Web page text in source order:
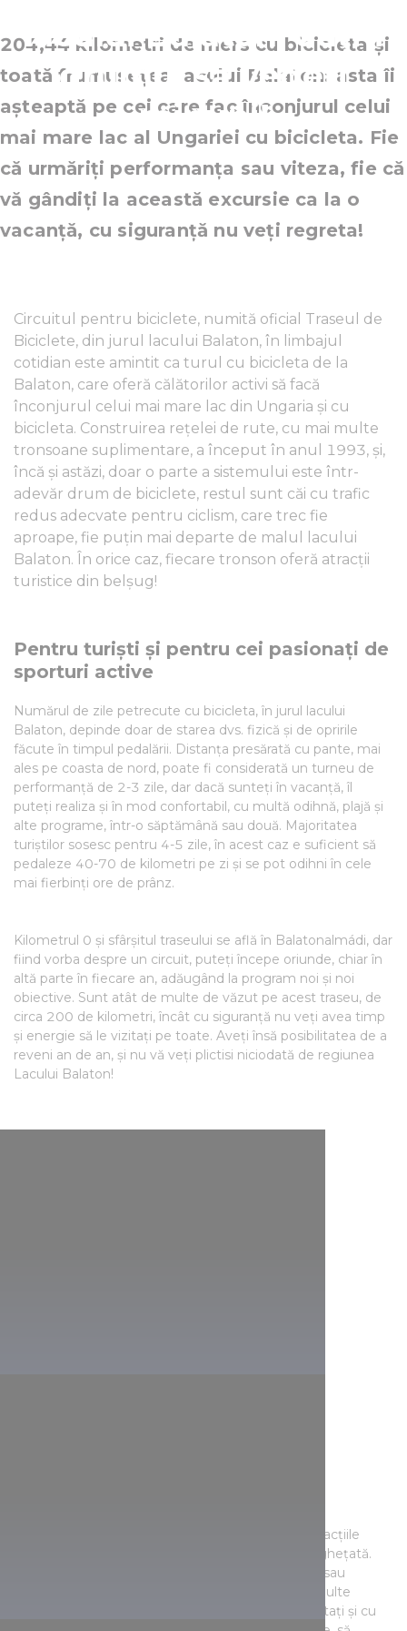
lacului Balaton: dați-i
drumul să vedeți
minuni!
204,44 kilometri de mers cu bicicleta și
toată frumusețea lacului Balaton: asta îi
așteaptă pe cei care fac înconjurul celui
mai mare lac al Ungariei cu bicicleta. Fie
că urmăriți performanța sau viteza, fie că
vă gândiți la această excursie ca la o
vacanță, cu siguranță nu veți regreta!
Circuitul pentru biciclete, numită oficial Traseul de
Biciclete, din jurul lacului Balaton, în limbajul
cotidian este amintit ca turul cu bicicleta de la
Balaton, care oferă călătorilor activi să facă
înconjurul celui mai mare lac din Ungaria și cu
bicicleta. Construirea rețelei de rute, cu mai multe
tronsoane suplimentare, a început în anul 1993, și,
încă și astăzi, doar o parte a sistemului este într-
adevăr drum de biciclete, restul sunt căi cu trafic
redus adecvate pentru ciclism, care trec fie
aproape, fie puțin mai departe de malul lacului
Balaton. În orice caz, fiecare tronson oferă atracții
turistice din belșug!
Pentru turiști și pentru cei pasionați de
sporturi active
Numărul de zile petrecute cu bicicleta, în jurul lacului
Balaton, depinde doar de starea dvs. fizică și de opririle
făcute în timpul pedalării. Distanța presărată cu pante, mai
ales pe coasta de nord, poate fi considerată un turneu de
performanță de 2-3 zile, dar dacă sunteți în vacanță, îl
puteți realiza și în mod confortabil, cu multă odihnă, plajă și
alte programe, într-o săptămână sau două. Majoritatea
turiștilor sosesc pentru 4-5 zile, în acest caz e suficient să
pedaleze 40-70 de kilometri pe zi și se pot odihni în cele
mai fierbinți ore de prânz.
Kilometrul 0 și sfârșitul traseului se află în Balatonalmádi, dar
fiind vorba despre un circuit, puteți începe oriunde, chiar în
altă parte în fiecare an, adăugând la program noi și noi
obiective. Sunt atât de multe de văzut pe acest traseu, de
circa 200 de kilometri, încât cu siguranță nu veți avea timp
și energie să le vizitați pe toate. Aveți însă posibilitatea de a
reveni an de an, și nu vă veți plictisi niciodată de regiunea
Lacului Balaton!
Malul sudic al lacului vă tentează mai ales cu distracțiile
clasice ale lacului, ștrand, langoș, pește prăjit și înghețată.
Cheiul de la Fonyód, centrul orașului Balatonlelle, sau
promenada pe țărm, din Siófok, vă așteaptă cu multe
programe în fiecare seară. Dar merită să vă delectați și cu